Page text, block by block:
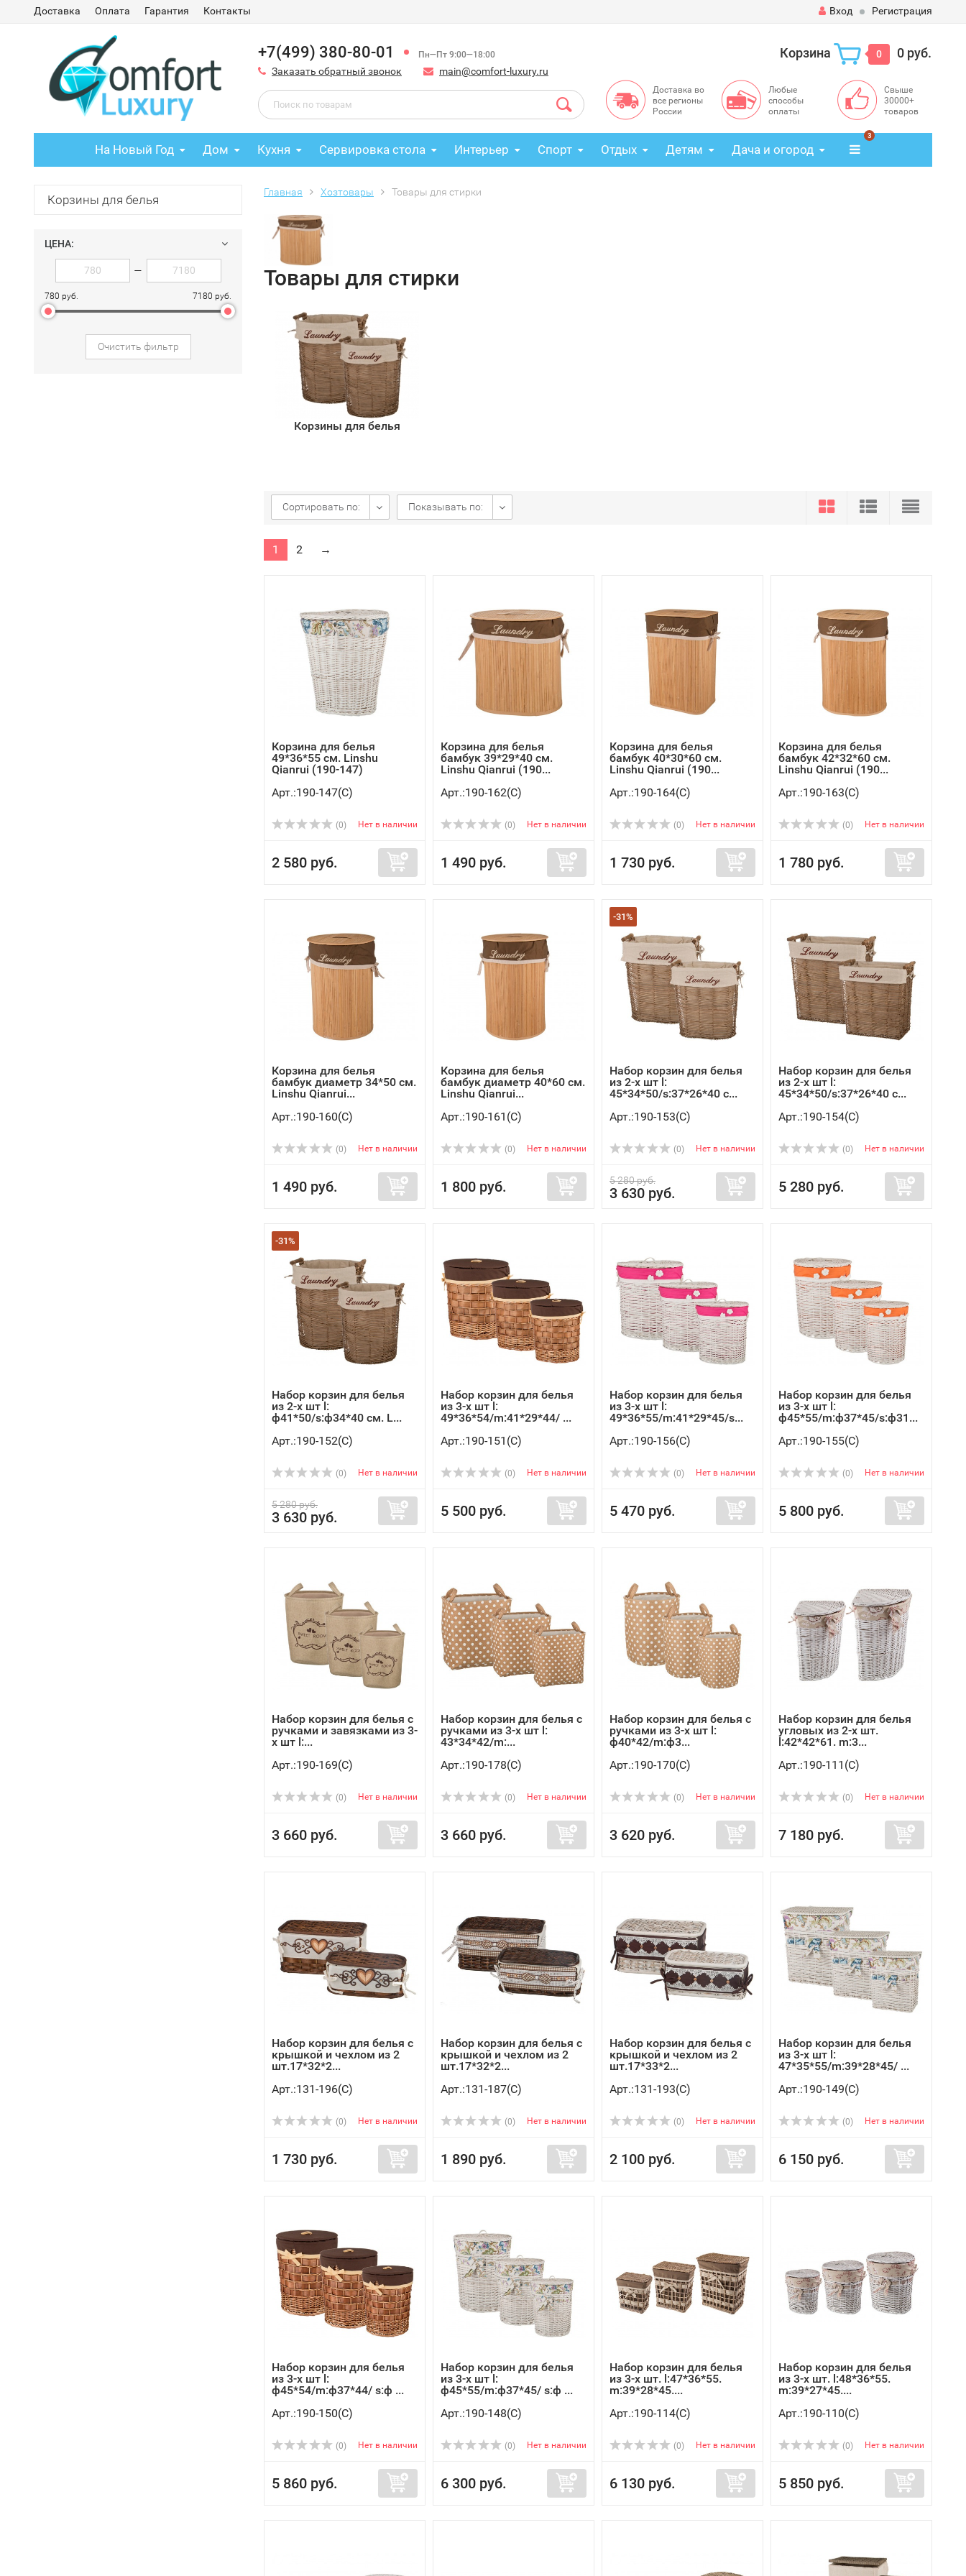
Доставка Оплата Гарантия Контакты Вход Регистрация
+7(499) 380-80-01 Пн—Пт 9:00—18:00
Заказать обратный звонок main@comfort-luxury.ru
Корзина 0 0 руб.
Доставка во
все регионы
России
Любые
способы
оплаты
Свыше
30000+
товаров
На Новый Год Дом Кухня Сервировка стола Интерьер Спорт Отдых Детям Дача и огород
3
Корзины для белья
ЦЕНА:
—
780 руб. 7180 руб.
Очистить фильтр
Главная Хозтовары Товары для стирки
Товары для стирки
Корзины для белья
Сортировать по: Показывать по:
1 2 →
Корзина для белья
49*36*55 см. Linshu
Qianrui (190-147)
Арт.:190-147(C)
(0) Нет в наличии
2 580 руб.
Корзина для белья
бамбук 39*29*40 см.
Linshu Qianrui (190...
Арт.:190-162(C)
(0) Нет в наличии
1 490 руб.
Корзина для белья
бамбук 40*30*60 см.
Linshu Qianrui (190...
Арт.:190-164(C)
(0) Нет в наличии
1 730 руб.
Корзина для белья
бамбук 42*32*60 см.
Linshu Qianrui (190...
Арт.:190-163(C)
(0) Нет в наличии
1 780 руб.
Корзина для белья
бамбук диаметр 34*50 см.
Linshu Qianrui...
Арт.:190-160(C)
(0) Нет в наличии
1 490 руб.
Корзина для белья
бамбук диаметр 40*60 см.
Linshu Qianrui...
Арт.:190-161(C)
(0) Нет в наличии
1 800 руб.
-31%
Набор корзин для белья
из 2-х шт l:
45*34*50/s:37*26*40 с...
Арт.:190-153(C)
(0) Нет в наличии
5 280 руб.
3 630 руб.
Набор корзин для белья
из 2-х шт l:
45*34*50/s:37*26*40 с...
Арт.:190-154(C)
(0) Нет в наличии
5 280 руб.
-31%
Набор корзин для белья
из 2-х шт l:
ф41*50/s:ф34*40 см. L...
Арт.:190-152(C)
(0) Нет в наличии
5 280 руб.
3 630 руб.
Набор корзин для белья
из 3-х шт l:
49*36*54/m:41*29*44/ ...
Арт.:190-151(C)
(0) Нет в наличии
5 500 руб.
Набор корзин для белья
из 3-х шт l:
49*36*55/m:41*29*45/s...
Арт.:190-156(C)
(0) Нет в наличии
5 470 руб.
Набор корзин для белья
из 3-х шт l:
ф45*55/m:ф37*45/s:ф31...
Арт.:190-155(C)
(0) Нет в наличии
5 800 руб.
Набор корзин для белья с
ручками и завязками из 3-
х шт l:...
Арт.:190-169(C)
(0) Нет в наличии
3 660 руб.
Набор корзин для белья с
ручками из 3-х шт l:
43*34*42/m:...
Арт.:190-178(C)
(0) Нет в наличии
3 660 руб.
Набор корзин для белья с
ручками из 3-х шт l:
ф40*42/m:ф3...
Арт.:190-170(C)
(0) Нет в наличии
3 620 руб.
Набор корзин для белья
угловых из 2-х шт.
l:42*42*61. m:3...
Арт.:190-111(C)
(0) Нет в наличии
7 180 руб.
Набор корзин для белья с
крышкой и чехлом из 2
шт.17*32*2...
Арт.:131-196(C)
(0) Нет в наличии
1 730 руб.
Набор корзин для белья с
крышкой и чехлом из 2
шт.17*32*2...
Арт.:131-187(C)
(0) Нет в наличии
1 890 руб.
Набор корзин для белья с
крышкой и чехлом из 2
шт.17*33*2...
Арт.:131-193(C)
(0) Нет в наличии
2 100 руб.
Набор корзин для белья
из 3-х шт l:
47*35*55/m:39*28*45/ ...
Арт.:190-149(C)
(0) Нет в наличии
6 150 руб.
Набор корзин для белья
из 3-х шт l:
ф45*54/m:ф37*44/ s:ф ...
Арт.:190-150(C)
(0) Нет в наличии
5 860 руб.
Набор корзин для белья
из 3-х шт l:
ф45*55/m:ф37*45/ s:ф ...
Арт.:190-148(C)
(0) Нет в наличии
6 300 руб.
Набор корзин для белья
из 3-х шт. l:47*36*55.
m:39*28*45....
Арт.:190-114(C)
(0) Нет в наличии
6 130 руб.
Набор корзин для белья
из 3-х шт. l:48*36*55.
m:39*27*45....
Арт.:190-110(C)
(0) Нет в наличии
5 850 руб.